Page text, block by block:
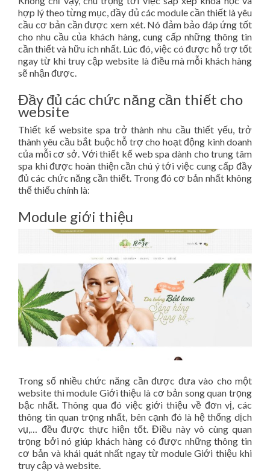
hợp lý theo từng mục, đầy đủ các module cần thiết là yêu
cầu cơ bản cần được xem xét. Nó đảm bảo đáp ứng tốt
cho nhu cầu của khách hàng, cung cấp những thông tin
cần thiết và hữu ích nhất. Lúc đó, việc có được hỗ trợ tốt
ngay từ khi truy cập website là điều mà mỗi khách hàng
sẽ nhận được.
Đầy đủ các chức năng cần thiết cho
website
Thiết kế website spa trở thành nhu cầu thiết yếu, trở
thành yêu cầu bắt buộc hỗ trợ cho hoạt động kinh doanh
của mỗi cơ sở. Với thiết kế web spa dành cho trung tâm
spa khi được hoàn thiện cần chú ý tới việc cung cấp đầy
đủ các chức năng cần thiết. Trong đó cơ bản nhất không
thể thiếu chính là:
Module giới thiệu
Trong số nhiều chức năng cần được đưa vào cho một
website thì module Giới thiệu là cơ bản song quan trọng
bậc nhất. Thông qua đó việc giới thiệu về đơn vị, các
thông tin quan trọng nhất, bên cạnh đó là hệ thống dịch
vụ,… đều được thực hiện tốt. Điều này vô cùng quan
trọng bởi nó giúp khách hàng có được những thông tin
cơ bản và khái quát nhất ngay từ module Giới thiệu khi
truy cập và website.